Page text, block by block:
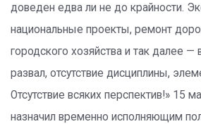
доведен едва ли не до крайности.
национальные проекты, ремонт
городского хозяйства и так далее —
развал, отсутствие дисциплины,
Отсутствие всяких перспектив!» 15
назначил временно исполняющим